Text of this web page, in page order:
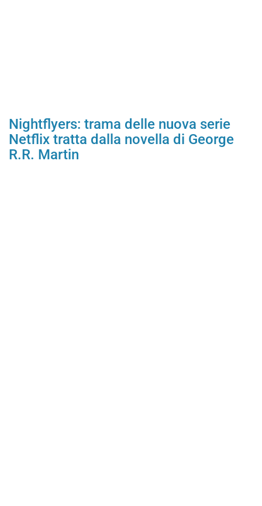
Nightflyers: trama delle nuova serie
Netflix tratta dalla novella di George
R.R. Martin